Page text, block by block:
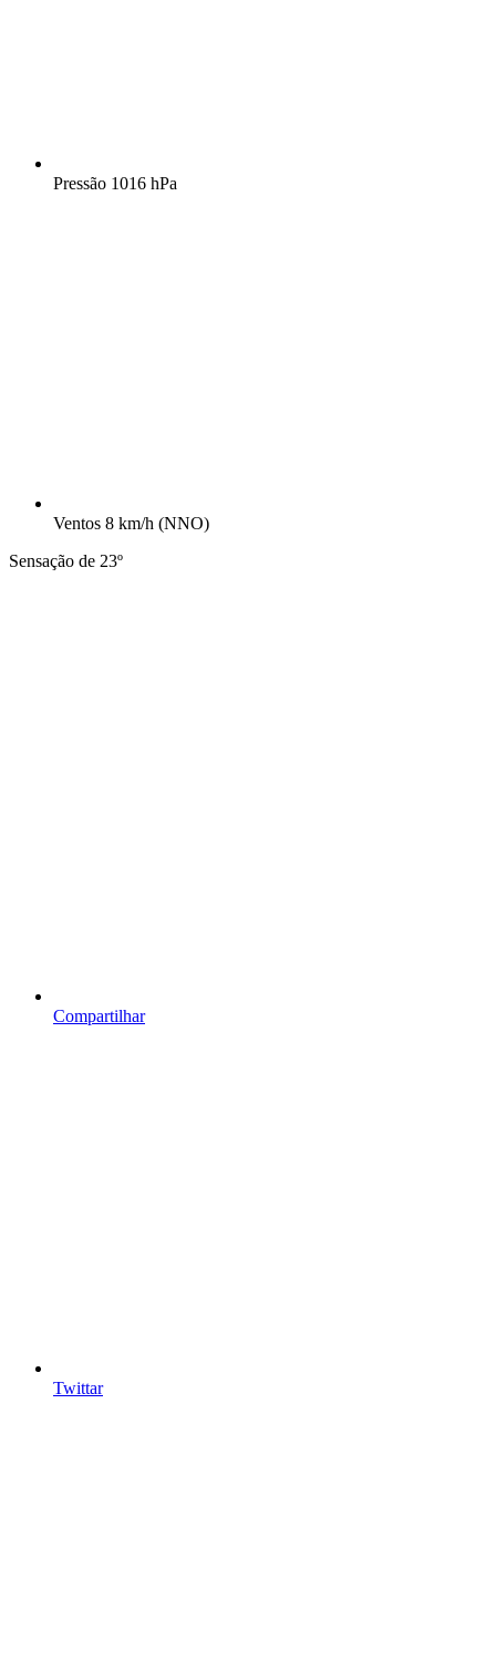
Pressão 1016 hPa
Ventos 8 km/h (NNO)
Sensação de 23º
Compartilhar
Twittar